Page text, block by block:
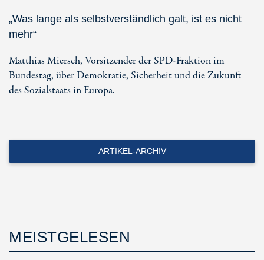
„Was lange als selbstverständlich galt, ist es nicht
mehr“
Matthias Miersch, Vorsitzender der SPD-Fraktion im
Bundestag, über Demokratie, Sicherheit und die Zukunft
des Sozialstaats in Europa.
ARTIKEL-ARCHIV
MEISTGELESEN